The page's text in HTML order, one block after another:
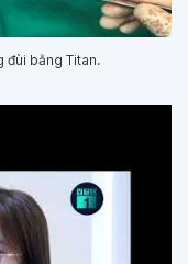
đùi bằng Titan.